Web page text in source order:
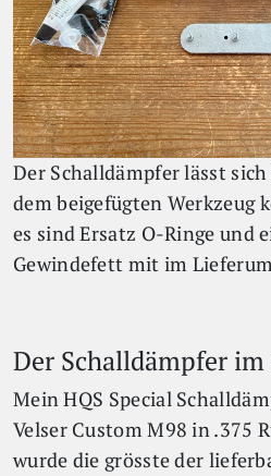
Der Schalldämpfer lässt
dem beigefügten Werkzeug
es sind Ersatz O-Ringe und
Gewindefett mit im
Der Schalldämpfer
Mein HQS Special
Velser Custom M98 in .375
wurde die grösste der